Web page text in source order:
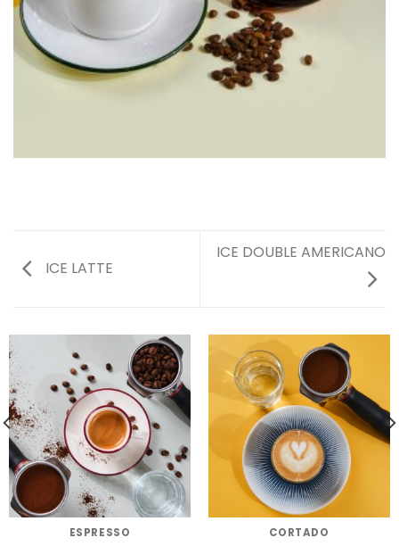
ICE LATTE
ICE DOUBLE AMERICANO
ESPRESSO CORTADO